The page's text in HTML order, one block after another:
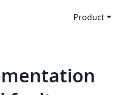
Product